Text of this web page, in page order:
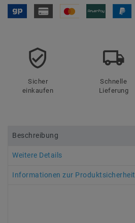
Sicher
einkaufen
Schnelle
Lieferung
Beschreibung
Weitere Details
Informationen zur Produktsicherheit